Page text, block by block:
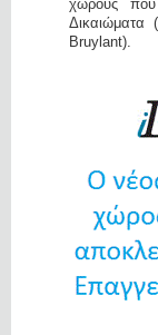
χώρους που
Bruylant).